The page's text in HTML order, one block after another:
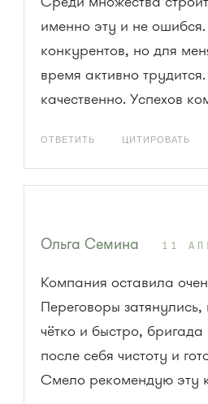
именно эту и не
конкурентов, но для
время активно
качественно. Успехов
ОТВЕТИТЬ ЦИТИРОВАТЬ
Ольга Семина 11
Компания оставила
Переговоры
чётко и быстро,
после себя чистоту и
Смело рекомендую эту